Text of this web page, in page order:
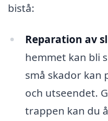
bistå:
Reparation av
hemmet kan bli
små skador kan
och utseendet.
trappen kan du